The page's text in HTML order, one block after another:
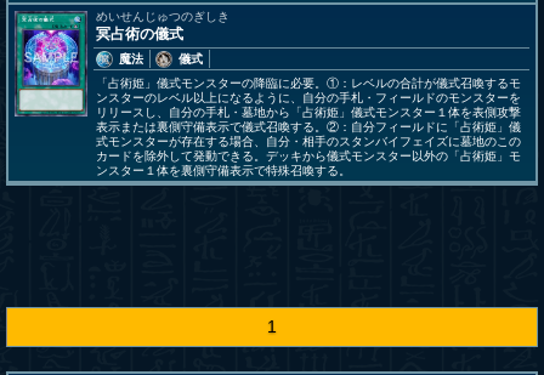
めいせんじゅつのぎしき
冥占術の儀式
魔法
儀式
「占術姫」儀式モンスターの降臨に必要。①：レベルの合計が儀式召喚するモ
ンスターのレベル以上になるように、自分の手札・フィールドのモンスターを
リリースし、自分の手札・墓地から「占術姫」儀式モンスター１体を表側攻撃
表示または裏側守備表示で儀式召喚する。②：自分フィールドに「占術姫」儀
式モンスターが存在する場合、自分・相手のスタンバイフェイズに墓地のこの
カードを除外して発動できる。デッキから儀式モンスター以外の「占術姫」モ
ンスター１体を裏側守備表示で特殊召喚する。
1